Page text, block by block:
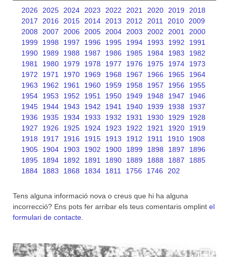
2026 2025 2024 2023 2022 2021 2020 2019
2018
2017
2016 2015 2014 2013 2012 2011 2010 2009
2008
2007 2006 2005 2004 2003 2002 2001
2000
1999
1998 1997 1996 1995 1994 1993 1992
1991
1990
1989 1988 1987 1986 1985 1984 1983
1982
1981
1980 1979 1978 1977 1976 1975 1974
1973
1972
1971 1970 1969 1968 1967 1966 1965
1964
1963
1962 1961 1960 1959 1958 1957 1956
1955
1954
1953 1952 1951 1950 1949 1948 1947
1946
1945
1944 1943 1942 1941 1940 1939 1938
1937
1936
1935 1934 1933 1932 1931 1930 1929
1928
1927
1926 1925 1924 1923 1922 1921 1920
1919
1918
1917 1916 1915 1913 1912 1911 1910
1908
1905
1904 1903 1902 1900 1899 1898 1897
1896
1895
1894 1892 1891 1890 1889 1888 1887
1885
1884
1883 1868 1834 1811 1756 1746 202
Tens alguna informació nova o creus que hi ha alguna
incorrecció? Ens pots fer arribar els teus comentaris omplint el
formulari de contacte.